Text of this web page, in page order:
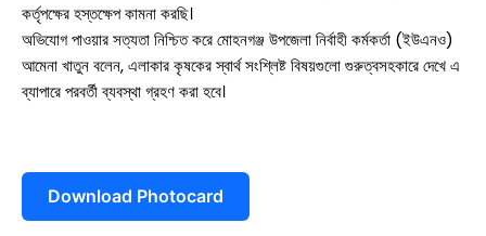
কালিগঞ্জ
শ্যামনগর
আন্তর্জাতিক
বিনোদন
কর্তৃপক্ষের হস্তক্ষেপ কামনা করছি।
অভিযোগ পাওয়ার সত্যতা নিশ্চিত করে মোহনগঞ্জ উপজেলা নির্বাহী কর্মকর্তা (ইউএনও)
আমেনা খাতুন বলেন, এলাকার কৃষকের স্বার্থ সংশ্লিষ্ট বিষয়গুলো গুরুত্বসহকারে দেখে এ
ব্যাপারে পরবর্তী ব্যবস্থা গ্রহণ করা হবে।
Download Photocard